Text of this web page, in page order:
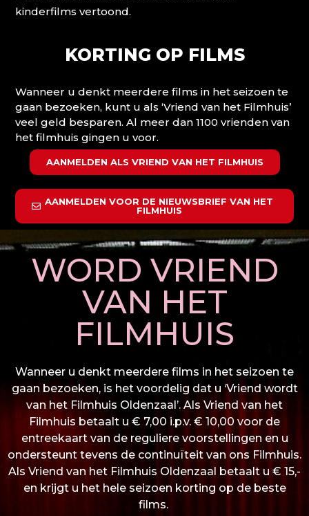
kinderfilms vertoond.
KORTING OP FILMS
Wanneer u denkt meerdere films in het seizoen te
gaan bezoeken, kunt u als ‘Vriend van het Filmhuis’
veel geld besparen. Al meer dan 1100 vrienden van
het filmhuis gingen u voor.
AANMELDEN ALS VRIEND VAN HET FILMHUIS
AANMELDEN VOOR DE NIEUWSBRIEF VAN HET
FILMHUIS
WORD VRIEND
VAN HET
FILMHUIS
Wanneer u denkt meerdere films in het seizoen te
gaan bezoeken, is het voordelig dat u ‘Vriend wordt
van het Filmhuis Oldenzaal’. Als Vriend van het
Filmhuis betaalt u € 7,00 i.p.v. € 10,00 voor de
entreekaart van de reguliere voorstellingen en u
ondersteunt tevens de continuïteit van ons Filmhuis.
Als Vriend van het Filmhuis Oldenzaal betaalt u € 15,-
en krijgt u het hele seizoen korting op de beste
films.